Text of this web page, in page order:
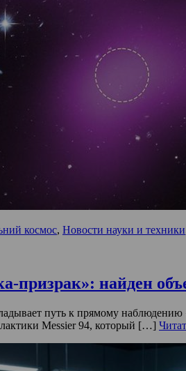
космос, Новости науки и техники
призрак»: найден
путь к прямому
Messier 94, который […]